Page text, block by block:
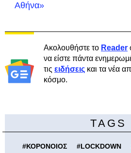
Αθήνα»
Ακολουθήστε το Reader
να είστε πάντα
τις ειδήσεις και τα νέα
κόσμο.
TAGS
#ΚΟΡΟΝΟΙΟΣ #LOCKDOWN